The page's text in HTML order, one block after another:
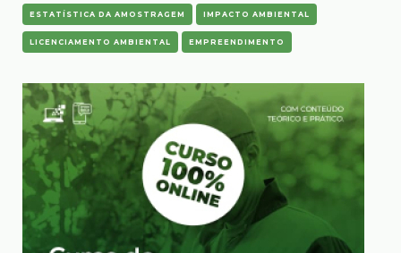
ESTATÍSTICA DA AMOSTRAGEM IMPACTO AMBIENTAL
LICENCIAMENTO AMBIENTAL EMPREENDIMENTO